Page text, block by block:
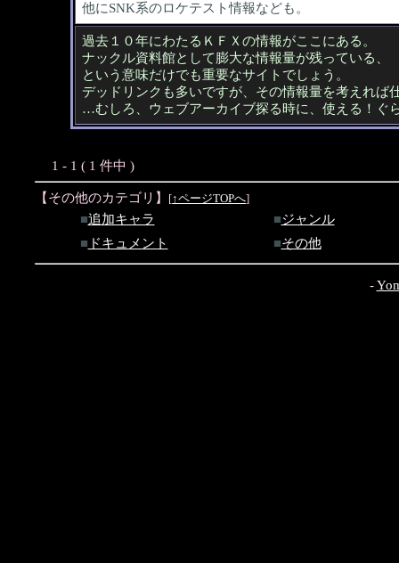
他にSNK系のロケテスト情報なども。
過去１０年にわたるＫＦＸの情報がここにある。
ナックル資料館として膨大な情報量が残っている、
という意味だけでも重要なサイトでしょう。
デッドリンクも多いですが、その情報量を考えれば
…むしろ、ウェブアーカイブ探る時に、使える！ぐ
1 - 1 ( 1 件中 )
【その他のカテゴリ】 [↑ページTOPへ]
■追加キャラ ■ジャンル
■ ドキュメント ■その他
-